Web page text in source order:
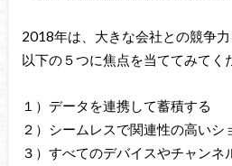
2018年は、大きな会社との競争
以下の５つに焦点を当ててみてく
１）データを連携して蓄積する
２）シームレスで関連性の高いシ
３）すべてのデバイスやチャンネ